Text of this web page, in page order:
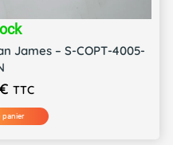
James – S-COPT-4005-
€ TTC
panier